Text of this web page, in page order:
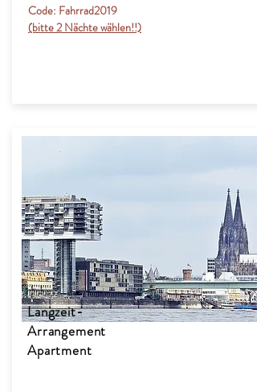
Code: Fahrrad2019
(bitte 2 Nächte wählen!!)
Langzeit-
Arrangement
Apartment